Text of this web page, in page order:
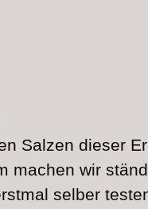
Salzen dieser
machen wir
selber